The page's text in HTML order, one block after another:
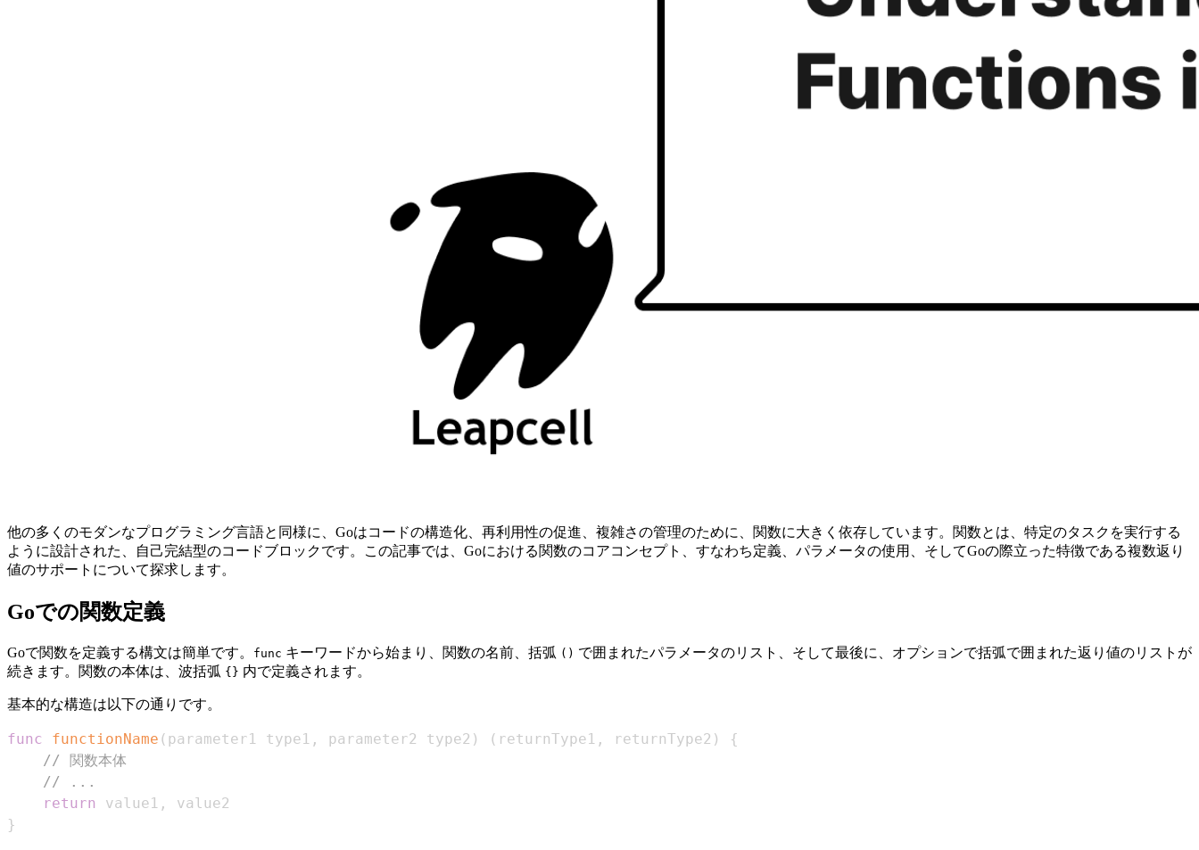
他の多くのモダンなプログラミング言語と同様に、Goはコードの構造化、再利用性の促進、複雑さの管理のために、関数に大きく依存しています。関数とは、特定のタスクを実行する
ように設計された、自己完結型のコードブロックです。この記事では、Goにおける関数のコアコンセプト、すなわち定義、パラメータの使用、そしてGoの際立った特徴である複数返り
値のサポートについて探求します。
Goでの関数定義
Goで関数を定義する構文は簡単です。 func キーワードから始まり、関数の名前、括弧 () で囲まれたパラメータのリスト、そして最後に、オプションで括弧で囲まれた返り値のリストが
続きます。関数の本体は、波括弧 {} 内で定義されます。
基本的な構造は以下の通りです。
func functionName ( parameter1 type1 , parameter2 type2 ) ( returnType1 , returnType2 )
{
// 関数本体
// ...
return
value1 ,
}